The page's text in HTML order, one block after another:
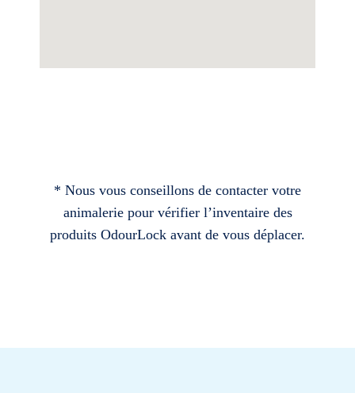
* Nous vous conseillons de contacter votre
animalerie pour vérifier l’inventaire des
produits OdourLock avant de vous déplacer.